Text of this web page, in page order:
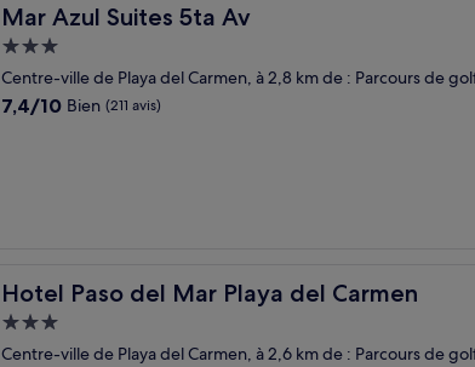
Mar Azul Suites 5ta Av
Mar Azul Suites 5ta Av
Hébergement
3.0 étoiles
Centre-ville de Playa del Carmen, à 2,8 km de : Parcours de
7.4
7,4/10 Bien (211 avis)
Hotel Paso del Mar Playa del Carmen
Hotel Paso del Mar Playa del Carmen
Hébergement
3.0 étoiles
Centre-ville de Playa del Carmen, à 2,6 km de : Parcours de